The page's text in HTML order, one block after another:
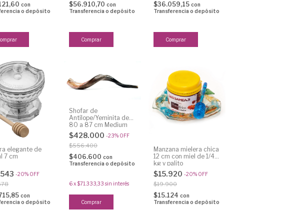
con
o depósito
$56.910,70 con
Transferencia o depósito
$36.059,15 con
Transferencia o depósito
elegante de
7 cm
-20% OFF
con
o depósito
Shofar de
Antílope/Yeminita de
80 a 87 cm Medium
$428.000 -23% OFF
$556.400
$406.600 con
Transferencia o depósito
6x$71.333,33 sin interés
Manzana mielera chica
12 cm con miel de 1/4
kg y palito
$15.920 -20% OFF
$19.900
$15.124 con
Transferencia o depósito